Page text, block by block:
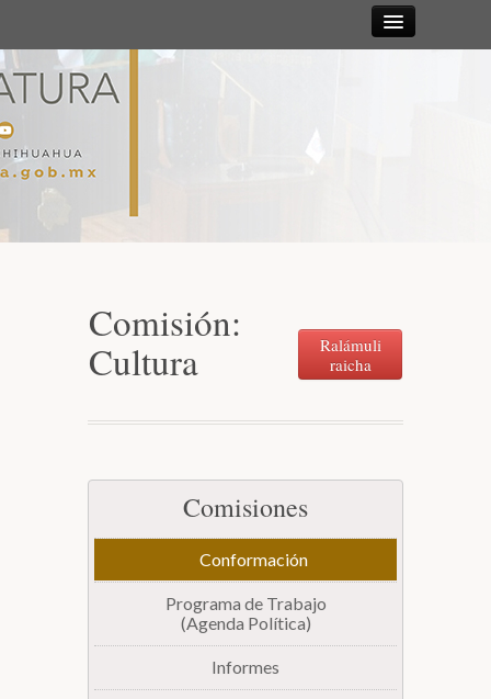
Mesa Directiva y Diputación Permanente
Secretarías
Transparencia
Comisión:
Cultura
Ralámuli
raicha
Comisiones
Conformación
Programa de Trabajo
(Agenda Política)
Informes